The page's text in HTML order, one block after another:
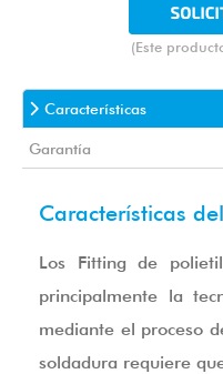
(Este
Características
Garantía
Características
Los Fitting de
principalmente la
mediante el proceso
soldadura requiere